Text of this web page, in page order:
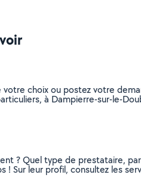
choix ou postez votre
à Dampierre-sur-le-
? Quel type de prestataire,
Sur leur profil, consultez les